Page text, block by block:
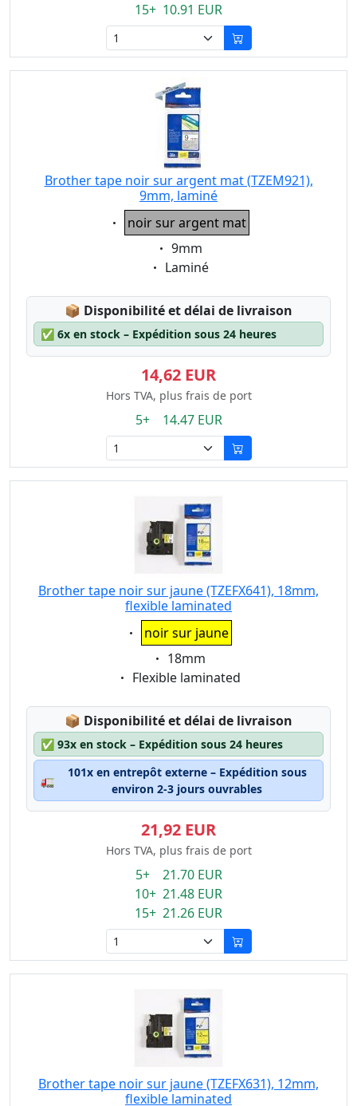
15+ 10.91 EUR
Brother tape noir sur argent mat (TZEM921),
9mm, laminé
Eigenschaft:
noir sur argent mat
Eigenschaft:
9mm
Eigenschaft:
Laminé
📦 Lagerstatus:
Disponibilité et délai de livraison
✅ 6x en stock – Expédition sous 24 heures
14,62 EUR
Hors TVA, plus frais de port
5+ 14.47 EUR
Brother tape noir sur jaune (TZEFX641), 18mm,
flexible laminated
Eigenschaft:
noir sur jaune
Eigenschaft:
18mm
Eigenschaft:
Flexible laminated
📦 Lagerstatus:
Disponibilité et délai de livraison
✅ 93x en stock – Expédition sous 24 heures
🚛
101x en entrepôt externe – Expédition sous
environ 2-3 jours ouvrables
21,92 EUR
Hors TVA, plus frais de port
5+ 21.70 EUR
10+ 21.48 EUR
15+ 21.26 EUR
Brother tape noir sur jaune (TZEFX631), 12mm,
flexible laminated